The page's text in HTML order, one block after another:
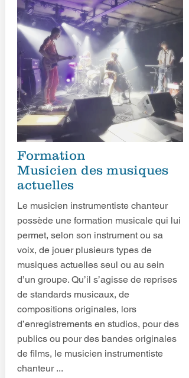
Formation
Musicien des musiques
actuelles
Le musicien instrumentiste chanteur
possède une formation musicale qui lui
permet, selon son instrument ou sa
voix, de jouer plusieurs types de
musiques actuelles seul ou au sein
d’un groupe. Qu’il s’agisse de reprises
de standards musicaux, de
compositions originales, lors
d’enregistrements en studios, pour des
publics ou pour des bandes originales
de films, le musicien instrumentiste
chanteur ...